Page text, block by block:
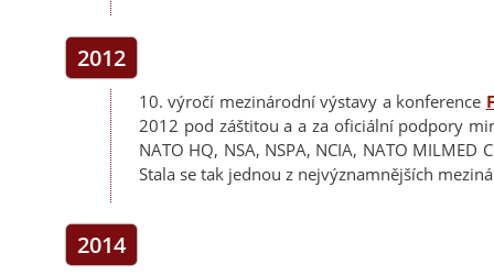
2012
10. výročí mezinárodní výstavy a konference
2012 pod záštitou a a za oficiální podpory
NATO HQ, NSA, NSPA, NCIA, NATO MILMED
Stala se tak jednou z nejvýznamnějších
2014